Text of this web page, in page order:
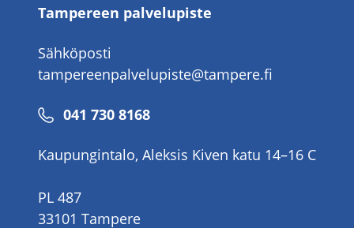
Tampereen palvelupiste
Sähköposti
tampereenpalvelupiste@tampere.fi
Puhelinnumero
041 730 8168
Kaupungintalo, Aleksis Kiven katu 14–16 C
PL 487
33101 Tampere